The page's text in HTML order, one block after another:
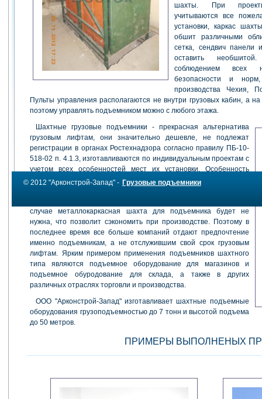
шахты. При
учитываются все
установки, каркас
обшит различными
сетка, сендвич панели
оставить
соблюдением всех
безопасности и
производства Чехия,
Пульты управления располагаются не внутри грузовых кабин, а на
поэтому управлять подъемником можно с любого этажа.
Шахтные грузовые подъемники - прекрасная альтернатива
грузовым лифтам, они значительно дешевле, не подлежат
регистрации в органах Ростехнадзора согласно правилу ПБ-10-
518-02 п. 4.1.3, изготавливаются по индивидуальным проектам с
учетом всех особенностей мест их установки. Особенность
шахтных подъемных устройств в том, что их можно установить в
случае металлокаркасная шахта для подъемника будет не
нужна, что позволит сэкономить при производстве. Поэтому в
последнее время все больше компаний отдают предпочтение
именно подъемникам, а не отслужившим свой срок грузовым
лифтам. Ярким примером применения подъемников шахтного
типа являются подъемное оборудование для магазинов и
подъемное обуродование для склада, а также в других
различных отраслях торговли и производства.
ООО "Арконстрой-Запад" изготавливает шахтные подъемные
оборудования грузоподъемностью до 7 тонн и высотой подъема
до 50 метров.
ПРИМЕРЫ ВЫПОЛНЕНЫХ
© 2012 "Арконстрой-Запад" - Грузовые подъемники